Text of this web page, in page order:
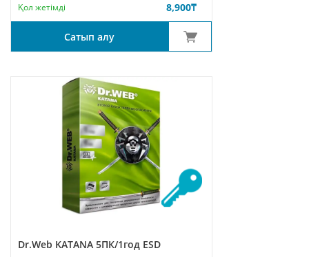
Қол жетімді 8,900₸
Сатып алу
Dr.Web KATANA 5ПК/1год ESD